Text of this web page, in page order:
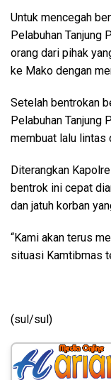
Untuk mencegah
Pelabuhan Tanjung
orang dari pihak
ke Mako dengan
Setelah bentrokan
Pelabuhan Tanjung
membuat lalu lintas
Diterangkan
bentrok ini cepat
dan jatuh korban
“Kami akan terus
situasi Kamtibmas
(sul/sul)